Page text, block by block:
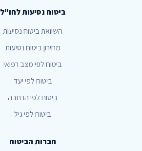
ביטוח נסיעות לחו"ל
השוואת ביטוח נסיעות
מחירון ביטוח נסיעות
ביטוח לפי מצב רפואי
ביטוח לפי יעד
ביטוח לפי הרחבה
ביטוח לפי גיל
חברות הביטוח